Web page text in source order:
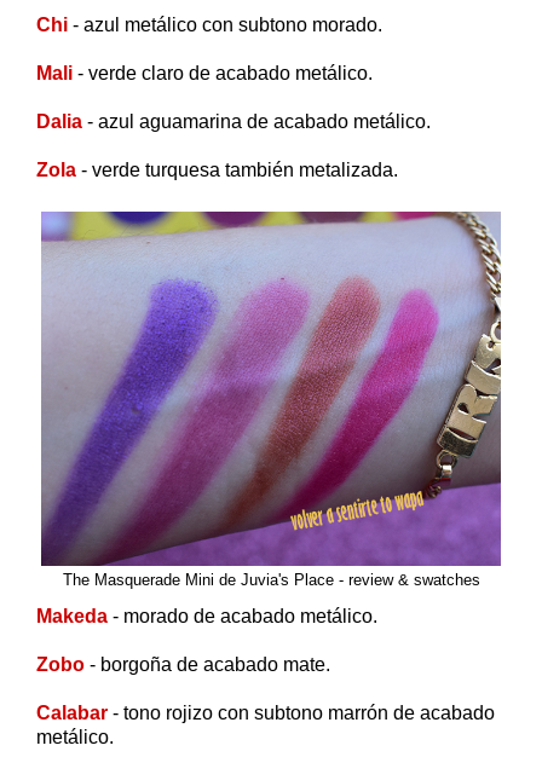
Chi - azul metálico con subtono morado.
Mali - verde claro de acabado metálico.
Dalia - azul aguamarina de acabado metálico.
Zola - verde turquesa también metalizada.
The Masquerade Mini de Juvia's Place - review & swatches
Makeda - morado de acabado metálico.
Zobo - borgoña de acabado mate.
Calabar - tono rojizo con subtono marrón de acabado
metálico.